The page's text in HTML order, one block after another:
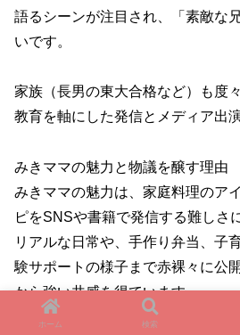
語るシーンが注目され、「素敵な
いです。
家族（長男の東大合格など）も度
教育を軸にした発信とメディア出
みきママの魅力と物議を醸す理由
みきママの魅力は、家庭料理のア
ピをSNSや書籍で発信する難しさ
リアルな日常や、手作り弁当、子
験サポートの様子まで赤裸々に公
から強い共感を得ています。
ホーム 検索